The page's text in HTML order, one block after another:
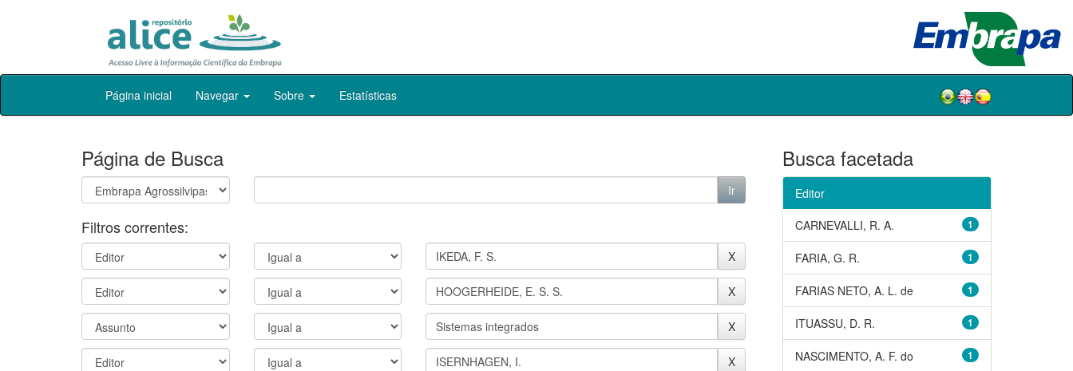
Skip
Página inicial Navegar Sobre Estatísticas
Página de Busca
Filtros correntes:
Busca facetada
Editor
1
CARNEVALLI, R. A.
1
FARIA, G. R.
1
FARIAS NETO, A. L. de
1
ITUASSU, D. R.
1
NASCIMENTO, A. F. do